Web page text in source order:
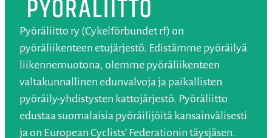
Pyöräliitto ry (Cykelförbundet rf) on
pyöräliikenteen etujärjestö. Edistämme pyöräilyä
liikennemuotona, olemme pyöräliikenteen
valtakunnallinen edunvalvoja ja paikallisten
pyöräily-yhdistysten kattojärjestö. Pyöräliitto
edustaa suomalaisia pyöräilijöitä kansainvälisesti
ja on European Cyclists’ Federationin täysjäsen.